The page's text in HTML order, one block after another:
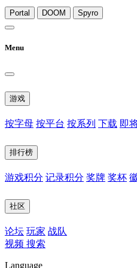
Portal DOOM Spyro
Menu
游戏
按字母 按平台 按系列 下载 即
排行榜
游戏积分 记录积分 奖牌 奖杯
社区
论坛 玩家 战队
视频 搜索
Language